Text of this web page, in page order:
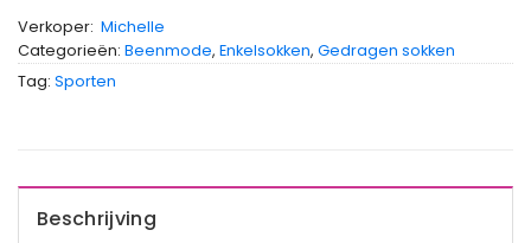
Verkoper: Michelle
Categorieën: Beenmode, Enkelsokken, Gedragen sokken
Tag: Sporten
Beschrijving